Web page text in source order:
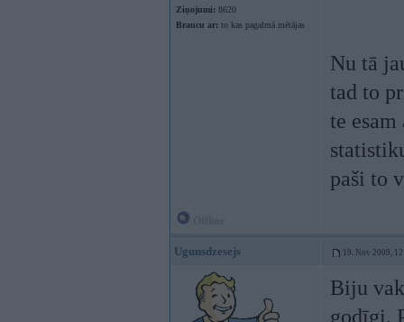
Ziņojumi: 8620
Braucu ar: to kas pagalmā mētājas
Nu tā
tad to
te
paši to
Ugunsdzesejs 19. Nov 2009,
Biju
godīgi.